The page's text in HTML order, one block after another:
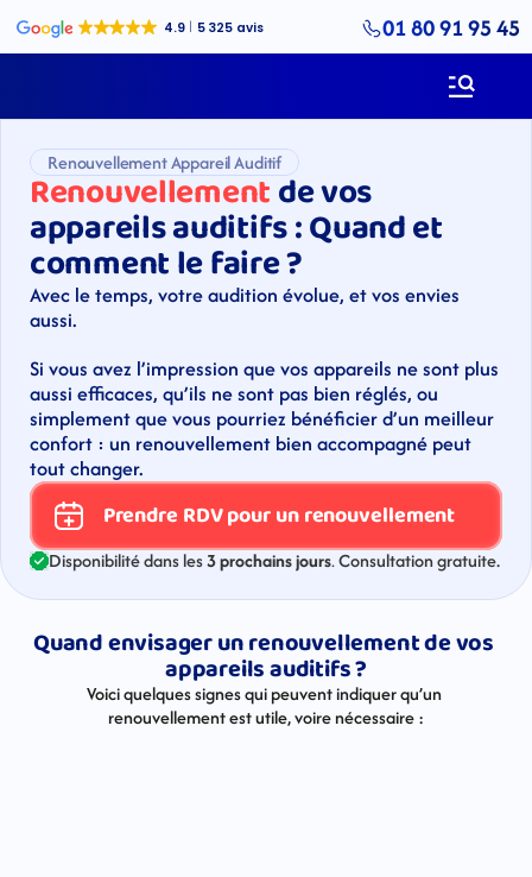
01 80 91 95 45
Renouvellement Appareil Auditif
Renouvellement de vos
appareils auditifs : Quand et
comment le faire ?
Avec le temps, votre audition évolue, et vos envies
aussi.
Si vous avez l’impression que vos appareils ne sont plus
aussi efficaces, qu’ils ne sont pas bien réglés, ou
simplement que vous pourriez bénéficier d’un meilleur
confort : un renouvellement bien accompagné peut
tout changer.
Prendre RDV pour un renouvellement
Disponibilité dans les 3 prochains jours.
Quand envisager un renouvellement de vos
appareils auditifs ?
Voici quelques signes qui peuvent indiquer qu’un
renouvellement est utile, voire nécessaire :